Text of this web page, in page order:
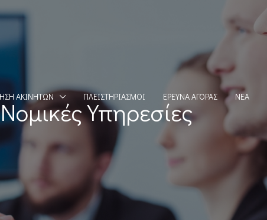
ΑΚΙΝΉΤΩΝ ΠΛΕΙΣΤΗΡΙΑΣΜΟΊ ΈΡΕΥΝΑ ΑΓΟΡΆΣ ΝΈΑ
Νομικές Υπηρεσίες